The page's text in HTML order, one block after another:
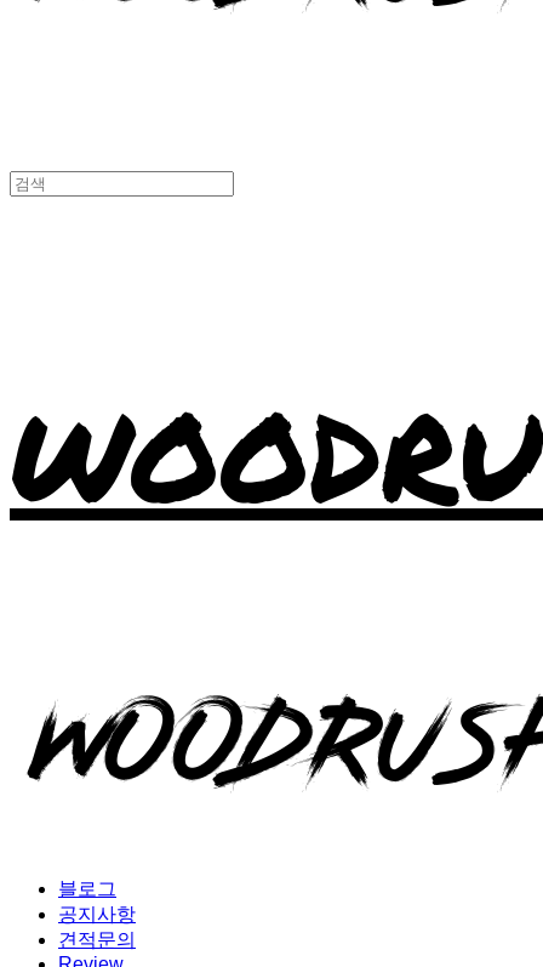
블로그
공지사항
견적문의